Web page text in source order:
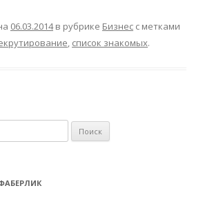
06.03.2014в рубрике Бизнес с метками
, список знакомых.